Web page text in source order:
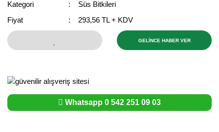
Kategori
Süs Bitkileri
Fiyat
293,56 TL + KDV
GELİNCE HABER VER
Whatsapp 0 542 251 09 03
Bektaşi Üzümü Fidanı
Böğürtlen Fidanı
Ceviz Fidanı
Elma Fidanı
Nostaljik Güller
Peyzaj Gülleri
Sarmaşık(Çardak) Gül Fidanları
Ters Lale Soğanı
Yılbaşı Gülü Çiçeği
Zambak Soğanı